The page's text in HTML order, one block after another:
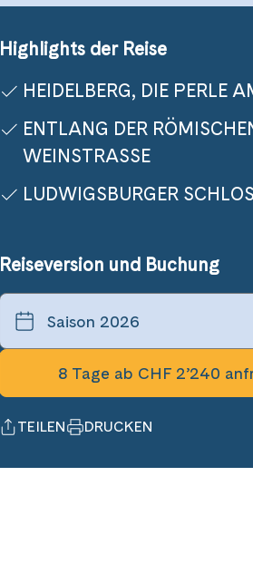
Highlights der Reise
HEIDELBERG, DIE PERLE
ENTLANG DER
WEINSTRASSE
LUDWIGSBURGER
Reiseversion und Buchung
8 Tage ab CHF 2’240
TEILEN DRUCKEN